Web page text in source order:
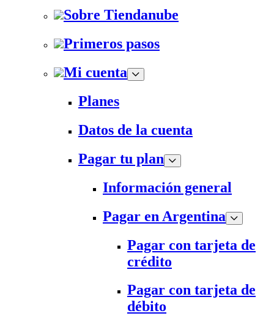
Sobre Tiendanube
Primeros pasos
Mi cuenta
Planes
Datos de la cuenta
Pagar tu plan
Información general
Pagar en Argentina
Pagar con tarjeta de
crédito
Pagar con tarjeta de
débito